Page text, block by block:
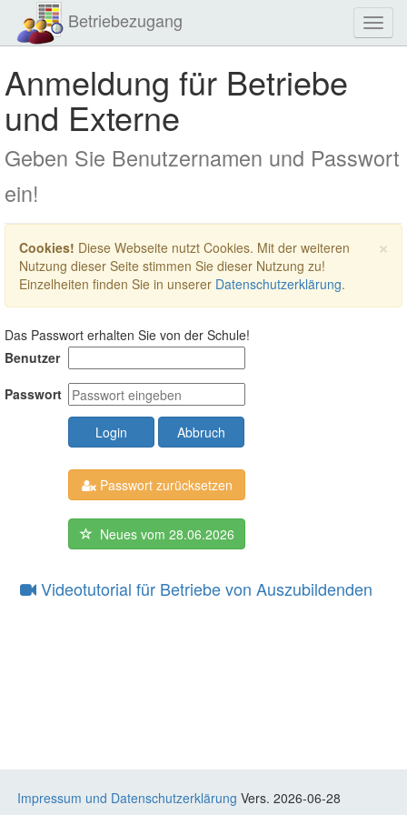
Betriebezugang
Anmeldung für Betriebe
und Externe
Geben Sie Benutzernamen und Passwort
ein!
×
Cookies! Diese Webseite nutzt Cookies. Mit der weiteren
Nutzung dieser Seite stimmen Sie dieser Nutzung zu!
Einzelheiten finden Sie in unserer Datenschutzerklärung.
Das Passwort erhalten Sie von der Schule!
Benutzer
Passwort
Login Abbruch
Passwort zurücksetzen
Neues vom 28.06.2026
Videotutorial für Betriebe von Auszubildenden
Impressum und Datenschutzerklärung Vers. 2026-06-28